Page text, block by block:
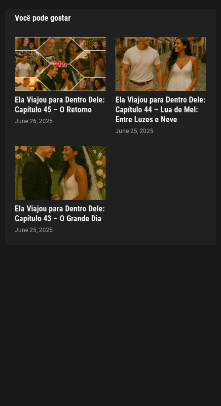
Você pode gostar
Ela Viajou para Dentro Dele:
Capítulo 45 – O Retorno
June 26, 2025
Ela Viajou para Dentro Dele:
Capítulo 44 – Lua de Mel:
Entre Luzes e Neve
June 25, 2025
Ela Viajou para Dentro Dele:
Capítulo 43 – O Grande Dia
June 25, 2025